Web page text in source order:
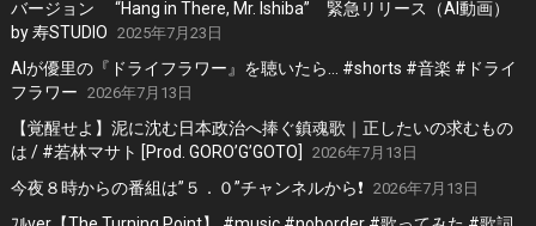
バージョン “Hang in There, Mr. Ishiba” 緊急リリース（AI動画）
by 寿STUDIO 2025年7月23日
AIが優里の『ドライフラワー』を聴いたら… #shorts #音楽 #ドライ
フラワー 2026年7月13日
【覚醒せよ】泥に沈む日本政治へ捧ぐ鎮魂歌｜正したいの求むもの
は / #若林マサト [Prod. GORO’G’GOTO]
2026年7月13日
今夜８時からの番組は”５．０”チャンネルから❗️ 2026年7月13日